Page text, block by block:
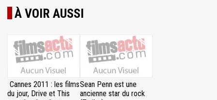
À VOIR AUSSI
Cannes 2011 : les films
du jour, Drive et This
Sean Penn est une
ancienne star du rock